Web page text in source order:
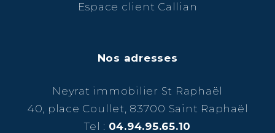
Espace client Callian
Nos adresses
Neyrat immobilier St Raphaël
40, place Coullet, 83700 Saint Raphaël
Tel : 04.94.95.65.10